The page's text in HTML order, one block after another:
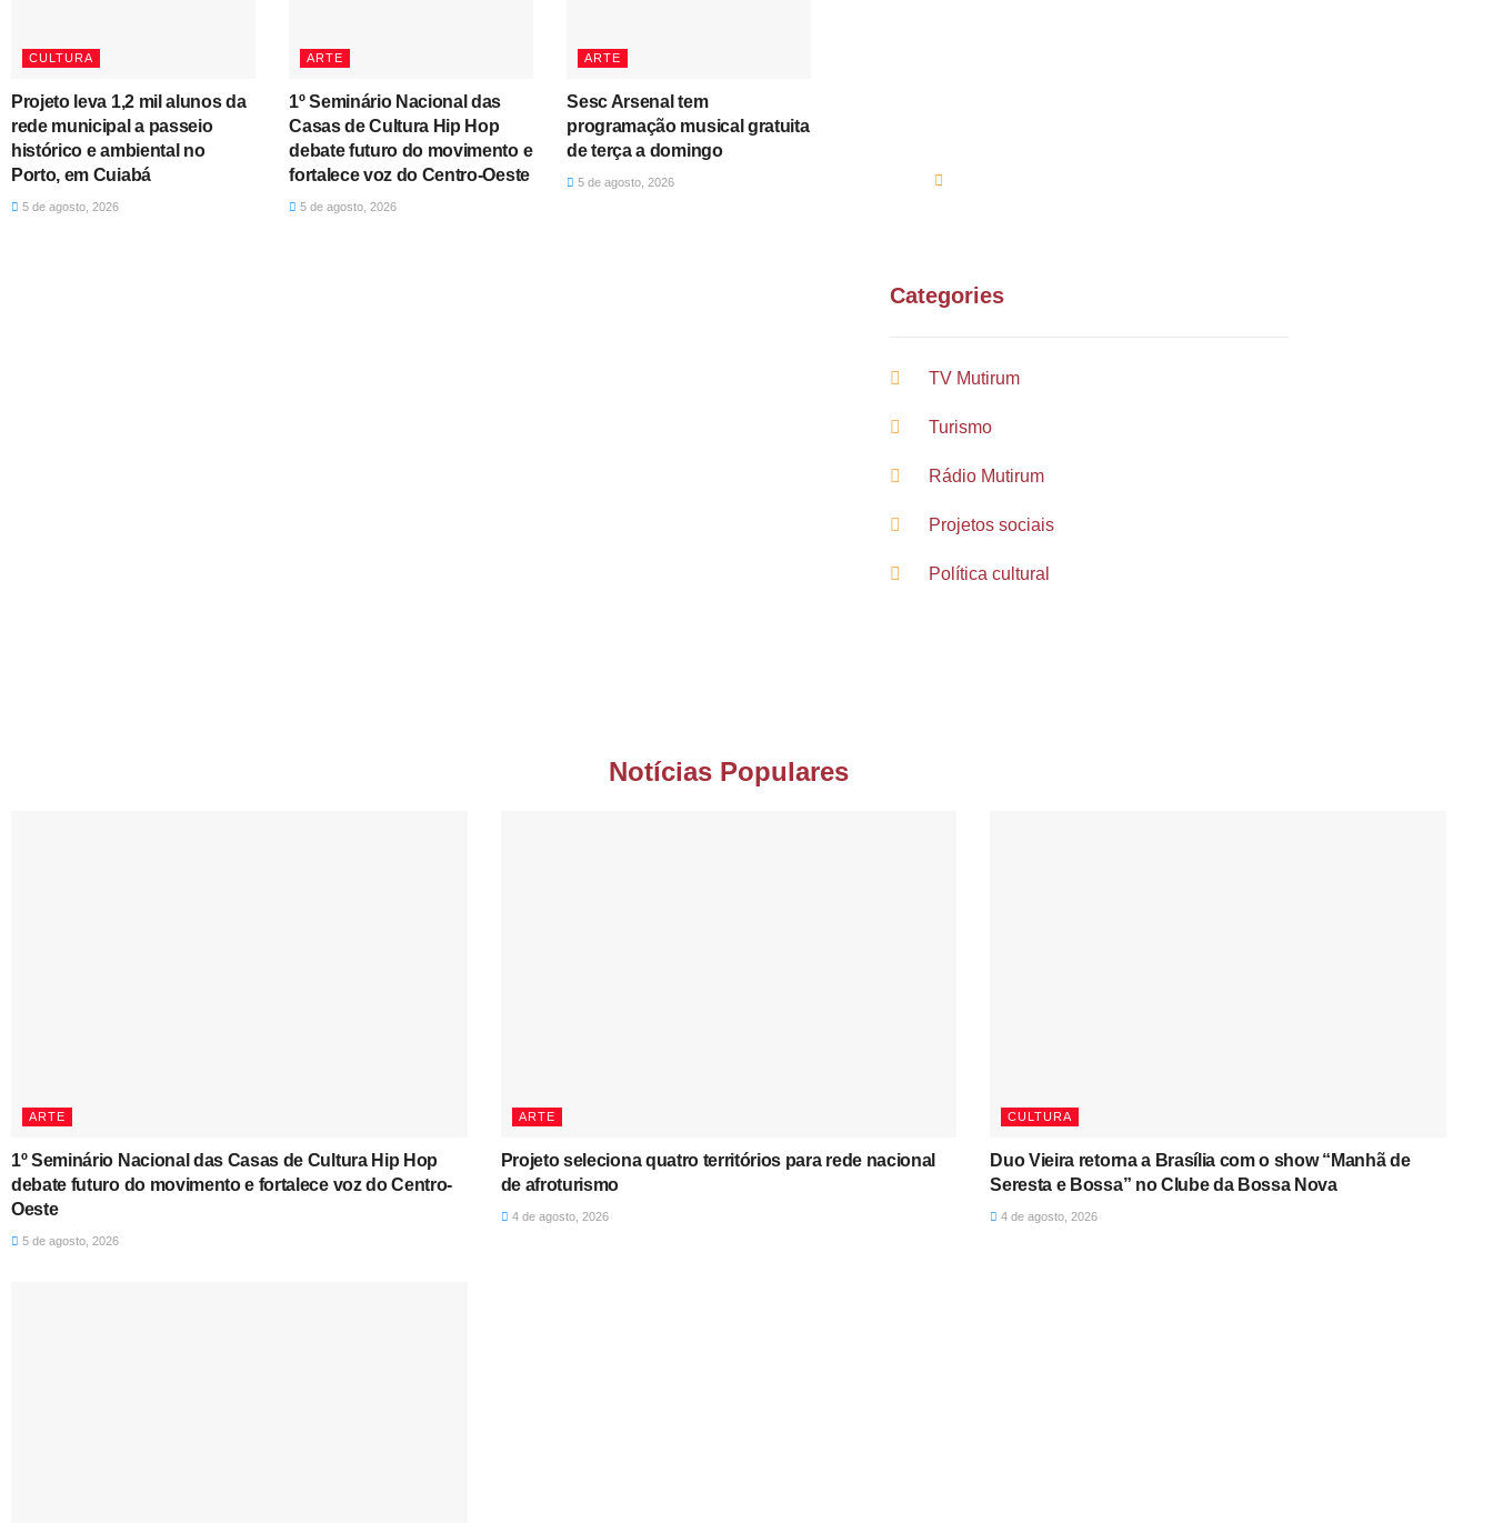
CULTURA
Projeto leva 1,2 mil alunos da
rede municipal a passeio
histórico e ambiental no
Porto, em Cuiabá
5 de agosto, 2026
ARTE
1º Seminário Nacional das
Casas de Cultura Hip Hop
debate futuro do movimento e
fortalece voz do Centro-Oeste
5 de agosto, 2026
ARTE
Sesc Arsenal tem
programação musical gratuita
de terça a domingo
5 de agosto, 2026
Categories
TV Mutirum
Turismo
Rádio Mutirum
Projetos sociais
Política cultural
Notícias Populares
ARTE
1º Seminário Nacional das Casas de Cultura Hip Hop
debate futuro do movimento e fortalece voz do Centro-
Oeste
5 de agosto, 2026
ARTE
Projeto seleciona quatro territórios para rede nacional
de afroturismo
4 de agosto, 2026
CULTURA
Duo Vieira retorna a Brasília com o show “Manhã de
Seresta e Bossa” no Clube da Bossa Nova
4 de agosto, 2026